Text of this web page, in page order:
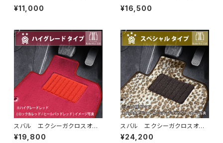
バー７ H27/4〜H30/3 YA
M フロアマット一式 カーマッ
¥11,000
バー７ H27/4〜H30/3 YA
M フロアマット一式 カーマッ
¥16,500
スバル エクシーガクロスオー
バー７ H27/4〜Ｈ30/3 YA
M フロアマット一式 カーマッ
¥19,800
スバル エクシーガクロスオー
バー７ H27/4〜H30/3 YA
M フロアマット一式 カーマッ
¥24,200